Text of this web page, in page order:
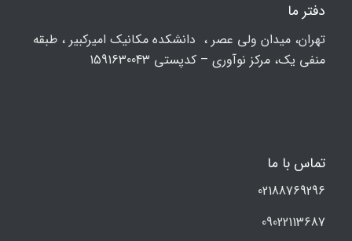
دفتر ما
تهران، ميدان ولي عصر ، دانشکده مكانيك امیرکبیر ، طبقه
منفی یک، مرکز نوآوری – کدپستی 1591630043
تماس با ما
02188769296
09022113687